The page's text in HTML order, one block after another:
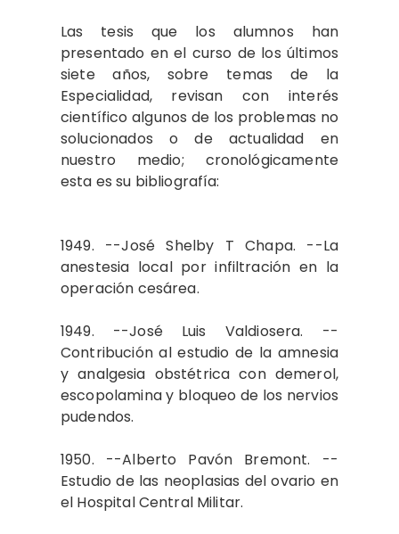
Las tesis que los alumnos han
presentado en el curso de los últimos
siete años, sobre temas de la
Especialidad, revisan con interés
científico algunos de los problemas no
solucionados o de actualidad en
nuestro medio; cronológicamente
esta es su bibliografía:
1949. --José Shelby T Chapa. --La
anestesia local por infiltración en la
operación cesárea.
1949. --José Luis Valdiosera. --
Contribución al estudio de la amnesia
y analgesia obstétrica con demerol,
escopolamina y bloqueo de los nervios
pudendos.
1950. --Alberto Pavón Bremont. --
Estudio de las neoplasias del ovario en
el Hospital Central Militar.